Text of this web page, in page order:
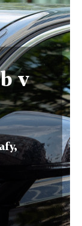
v